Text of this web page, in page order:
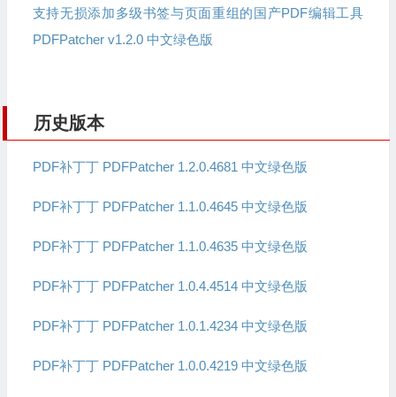
支持无损添加多级书签与页面重组的国产PDF编辑工具
PDFPatcher v1.2.0 中文绿色版
历史版本
PDF补丁丁 PDFPatcher 1.2.0.4681 中文绿色版
PDF补丁丁 PDFPatcher 1.1.0.4645 中文绿色版
PDF补丁丁 PDFPatcher 1.1.0.4635 中文绿色版
PDF补丁丁 PDFPatcher 1.0.4.4514 中文绿色版
PDF补丁丁 PDFPatcher 1.0.1.4234 中文绿色版
PDF补丁丁 PDFPatcher 1.0.0.4219 中文绿色版